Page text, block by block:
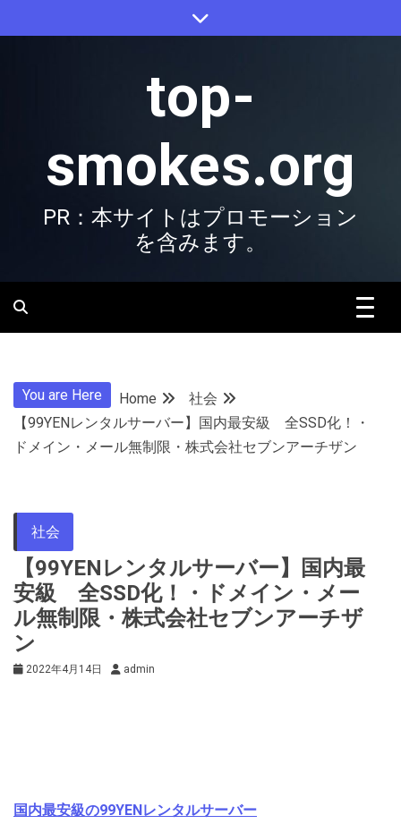
to
top-
smokes.org
PR：本サイトはプロモーション
を含みます。
You are Here Home
社会
【99YENレンタルサーバー】国内最安級 全SSD化！・
ドメイン・メール無制限・株式会社セブンアーチザン
社会
【99YENレンタルサーバー】国内最
安級 全SSD化！・ドメイン・メー
ル無制限・株式会社セブンアーチザ
ン
2022年4月14日 admin
国内最安級の99YENレンタルサーバー